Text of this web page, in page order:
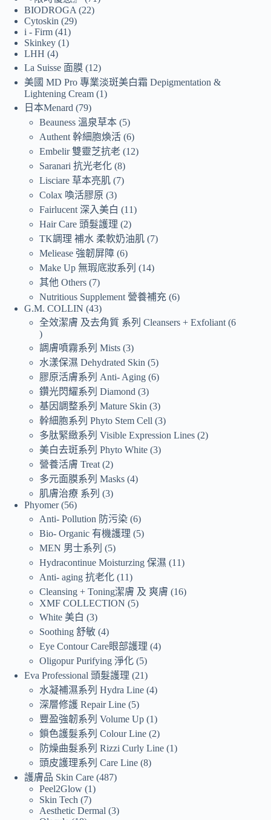
BIODROGA
22
Cytoskin
29
i - Firm 41
Skinkey 1
LHH 4
La Suisse 面膜 12
美國 MD Pro 專業淡斑美白霜 Depigmentation &
Lightening Cream 1
日本Menard
79
Beauness 溫泉草本 5
Authent 幹細胞煥活 6
Embelir 雙靈芝抗老 12
Saranari 抗光老化 8
Lisciare 草本亮肌 7
Colax 喚活膠原 3
Fairlucent 深入美白
11
Hair Care 頭髮護理
2
TK調理 補水 柔軟奶油肌 7
Meliease 強韌屏障 6
Make Up 無瑕底妝系列
14
其他 Others 7
Nutritious Supplement 營養補充 6
G.M. COLLIN 43
全效潔膚 及去角質 系列 Cleansers + Exfoliant 6
調膚噴霧系列 Mists 3
水漾保濕 Dehydrated Skin
5
膠原活膚系列 Anti- Aging 6
鑽光閃耀系列 Diamond 3
基因調整系列 Mature Skin 3
幹細胞系列 Phyto Stem Cell 3
多肽緊緻系列 Visible Expression Lines 2
美白去斑系列 Phyto White 3
營養活膚 Treat 2
多元面膜系列 Masks 4
肌膚治療 系列
3
Phyomer 56
Anti- Pollution 防污染 6
Bio- Organic 有機護理
5
MEN 男士系列
5
Hydracontinue Moisturzing 保濕
11
Anti- aging 抗老化 11
Cleansing + Toning潔膚 及 爽膚
16
XMF COLLECTION
5
White 美白
3
Soothing 舒敏 4
Eye Contour Care眼部護理 4
Oligopur Purifying 淨化 5
Eva Professional 頭髮護理
21
水凝補濕系列 Hydra Line 4
深層修護 Repair Line 5
豐盈強韌系列 Volume Up 1
鎖色護髮系列 Colour Line 2
防燥曲髮系列 Rizzi Curly Line 1
頭皮護理系列 Care Line 8
護膚品 Skin Care 487
Peel2Glow 1
Skin Tech
7
Aesthetic Dermal 3